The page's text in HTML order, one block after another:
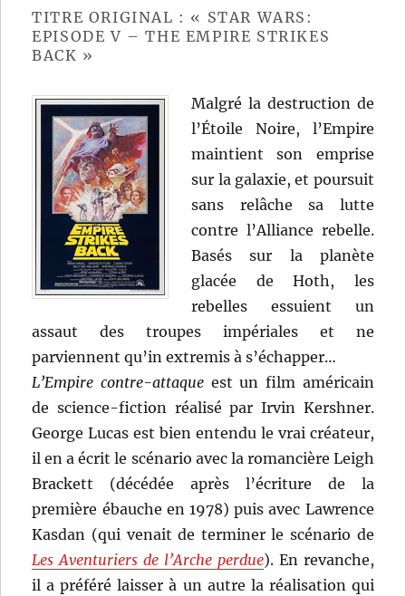
TITRE ORIGINAL : « STAR WARS:
EPISODE V – THE EMPIRE STRIKES
BACK »
Malgré la destruction de
l’Étoile Noire, l’Empire
maintient son emprise
sur la galaxie, et poursuit
sans relâche sa lutte
contre l’Alliance rebelle.
Basés sur la planète
glacée de Hoth, les
rebelles essuient un
assaut des troupes impériales et ne
parviennent qu’in extremis à s’échapper…
L’Empire contre-attaqueest un film américain
de science-fiction réalisé par Irvin Kershner.
George Lucas est bien entendu le vrai créateur,
il en a écrit le scénario avec la romancière Leigh
Brackett (décédée après l’écriture de la
première ébauche en 1978) puis avec Lawrence
Kasdan (qui venait de terminer le scénario de
Les Aventuriers de l’Arche perdue). En revanche,
il a préféré laisser à un autre la réalisation qui